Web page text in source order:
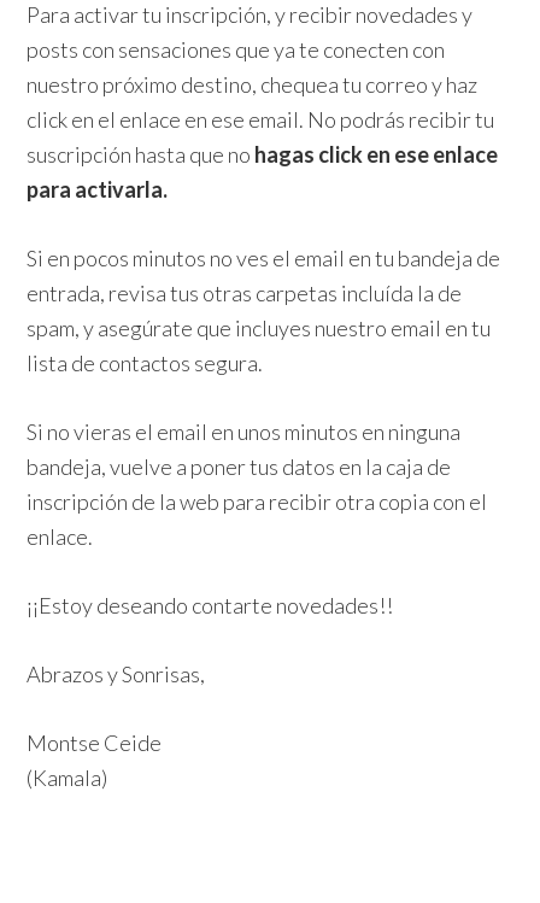
Para activar tu inscripción, y recibir novedades y
posts con sensaciones que ya te conecten con
nuestro próximo destino, chequea tu correo y haz
click en el enlace en ese email. No podrás recibir tu
suscripción hasta que no hagas click en ese enlace
para activarla.
Si en pocos minutos no ves el email en tu bandeja de
entrada, revisa tus otras carpetas incluída la de
spam, y asegúrate que incluyes nuestro email en tu
lista de contactos segura.
Si no vieras el email en unos minutos en ninguna
bandeja, vuelve a poner tus datos en la caja de
inscripción de la web para recibir otra copia con el
enlace.
¡¡Estoy deseando contarte novedades!!
Abrazos y Sonrisas,
Montse Ceide
(Kamala)